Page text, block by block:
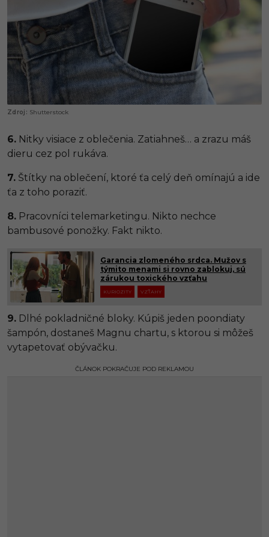
Shutterstock
6. Nitky visiace z oblečenia. Zatiahneš… a zrazu máš
dieru cez pol rukáva.
7. Štítky na oblečení, ktoré ťa celý deň omínajú a ide
ťa z toho poraziť.
8. Pracovníci telemarketingu. Nikto nechce
bambusové ponožky. Fakt nikto.
Garancia zlomeného srdca. Mužov s
týmito menami si rovno zablokuj, sú
zárukou toxického vzťahu
KURIOZITY VZŤAHY
9. Dlhé pokladničné bloky. Kúpiš jeden poondiaty
šampón, dostaneš Magnu chartu, s ktorou si môžeš
vytapetovať obývačku.
ČLÁNOK POKRAČUJE POD REKLAMOU